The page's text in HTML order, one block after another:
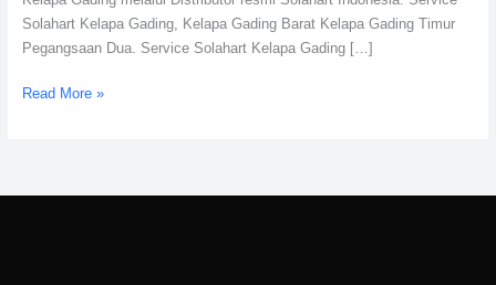
Solahart Kelapa Gading, Kelapa Gading Barat Kelapa Gading Timur
Pegangsaan Dua. Service Solahart Kelapa Gading […]
Read More »